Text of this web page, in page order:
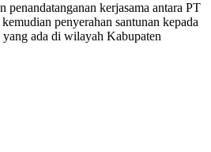
penandatanganan kerjasama antara PT
penyerahan santunan kepada
ada di wilayah Kabupaten